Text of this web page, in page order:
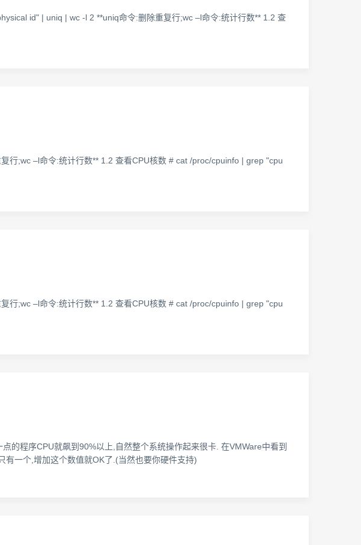
id" | uniq | wc -l 2 **uniq命令:删除重复行;wc –l命令:统计行数** 1.2 查
行;wc –l命令:统计行数** 1.2 查看CPU核数 # cat /proc/cpuinfo | grep "cpu
行;wc –l命令:统计行数** 1.2 查看CPU核数 # cat /proc/cpuinfo | grep "cpu
的程序CPU就飙到90%以上,自然整个系统操作起来很卡. 在VMWare中看到
有一个,增加这个数值就OK了.(当然也要你硬件支持)